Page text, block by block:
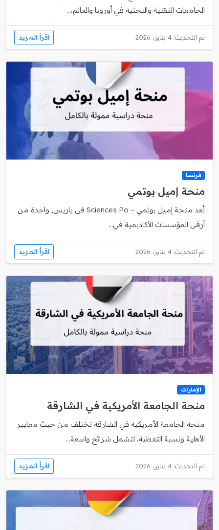
الجامعات التقنية والبحثية في أوروبا والعالم،...
تم التحديث: 4 يناير، 2026 اقرأ المزيد
فرنسا
منحة إميل بوتمي
تُعد منحة إميل بوتمي – Sciences Po في باريس, واحدة من
أرقى المؤسسات الأكاديمية في...
تم التحديث: 4 يناير، 2026 اقرأ المزيد
الإمارات
منحة الجامعة الأمريكية في الشارقة
منحة الجامعة الأمريكية في الشارقة تختلف من حيث معايير
الأهلية ونسبة التغطية، لتشمل شرائح واسعة...
تم التحديث: 4 يناير، 2026 اقرأ المزيد